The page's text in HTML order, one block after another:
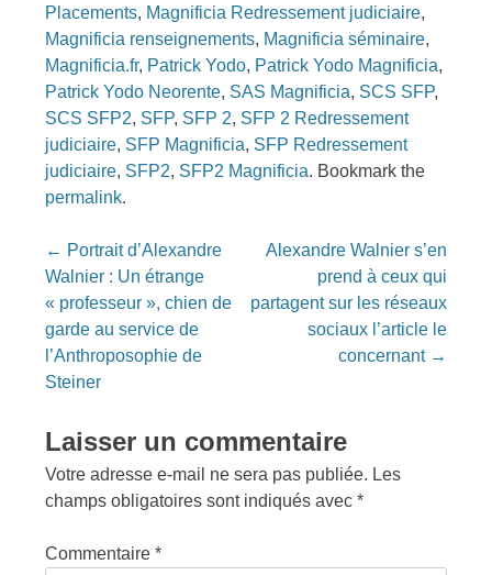
Placements, Magnificia Redressement judiciaire,
Magnificia renseignements, Magnificia séminaire,
Magnificia.fr, Patrick Yodo, Patrick Yodo Magnificia,
Patrick Yodo Neorente, SAS Magnificia, SCS SFP,
SCS SFP2, SFP, SFP 2, SFP 2 Redressement
judiciaire, SFP Magnificia, SFP Redressement
judiciaire, SFP2, SFP2 Magnificia. Bookmark the
permalink.
Post
navigation
← Portrait d’Alexandre
Walnier : Un étrange
« professeur », chien de
garde au service de
l’Anthroposophie de
Steiner
Alexandre Walnier s’en
prend à ceux qui
partagent sur les réseaux
sociaux l’article le
concernant →
Laisser un commentaire
Votre adresse e-mail ne sera pas publiée. Les
champs obligatoires sont indiqués avec*
Commentaire*